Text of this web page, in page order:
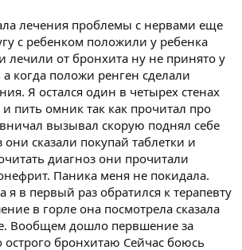
лечения проблемы с нервами еще
с ребенком положили у ребенка
от бронхита ну не принято у
а когда положи ренген сделали
Я остался один в четырех стенах
и пить омник так как прочитал про
вызывал скорую поднял себе
они сказали покупай таблетки и
диагноз они прочитали
Паника меня не покидала.
я в первый раз обратился к терапевту
в горле она посмотрела сказала
Вообщем дошло первшение за
острого бронхитаю Сейчас боюсь